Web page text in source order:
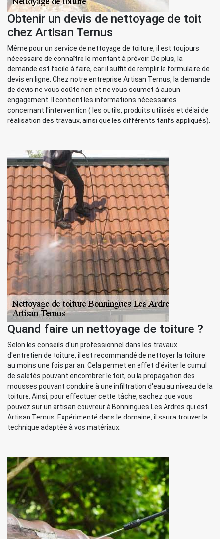
Obtenir un devis de nettoyage de toit
chez Artisan Ternus
Même pour un service de nettoyage de toiture, il est toujours
nécessaire de connaître le montant à prévoir. De plus, la
demande est facile à faire, car il suffit de remplir le formulaire de
devis en ligne. Chez notre entreprise Artisan Ternus, la demande
de devis ne vous coûte rien et ne vous soumet à aucun
engagement. Il contient les informations nécessaires
concernant l'intervention ( les outils, produits utilisés et délai de
réalisation des travaux, ainsi que les différents tarifs appliqués).
Quand faire un nettoyage de toiture ?
Selon les conseils d'un professionnel dans les travaux
d'entretien de toiture, il est recommandé de nettoyer la toiture
au moins une fois par an. Cela permet en effet d'éviter le cumul
de saletés pouvant encombrer le toit, ou la propagation des
mousses pouvant conduire à une infiltration d'eau au niveau de la
toiture. Ainsi, pour effectuer cette tâche, sachez que vous
pouvez sur un artisan couvreur à Bonningues Les Ardres qui est
Artisan Ternus. Expérimenté dans le domaine, il saura trouver la
technique adaptée à vos matériaux.